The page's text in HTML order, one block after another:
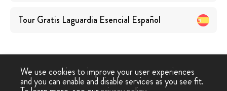
Tour Gratis Laguardia Esencial Español
We use cookies to improve your user experiences
and you can enable and disable services as you see fit.